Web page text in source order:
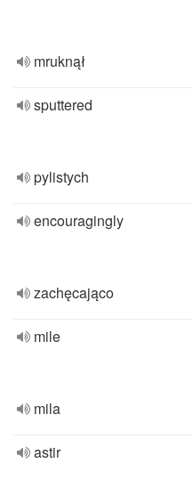
mruknął
sputtered
pylistych
encouragingly
zachęcająco
mile
mila
astir